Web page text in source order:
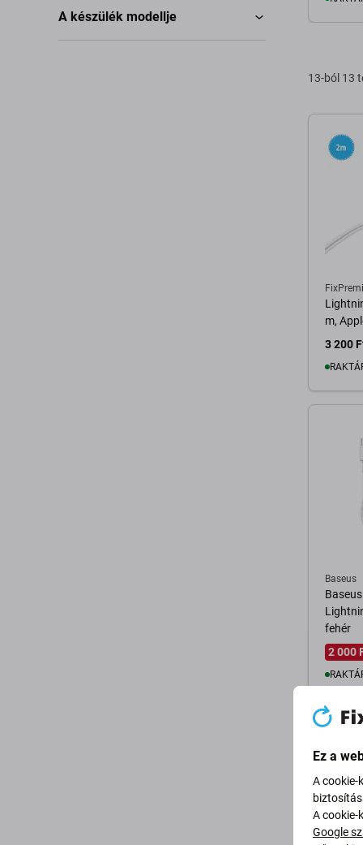
A készülék modellje
13-ból 13
m,
3 200
Baseus
fehér
2 000
Ez a
A cookie-
A cookie-
Google